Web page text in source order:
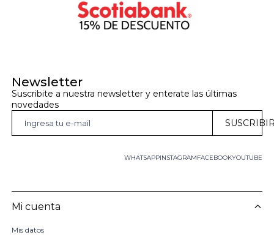
Newsletter
Suscribite a nuestra newsletter y enterate las últimas
novedades
WHATSAPP FACEBOOKYOUTUBE
INSTAGRAM
Mi cuenta
Mis datos